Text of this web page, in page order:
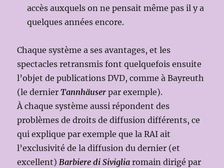
accès auxquels on ne pensait même pas il y a
quelques années encore.
Chaque système a ses avantages, et les
spectacles retransmis font quelquefois ensuite
l’objet de publications DVD, comme à Bayreuth
(le dernierTannhäuser par exemple).
À chaque système aussi répondent des
problèmes de droits de diffusion différents, ce
qui explique par exemple que la RAI ait
l’exclusivité de la diffusion du dernier (et
excellent)Barbiere di Siviglia romain dirigé par